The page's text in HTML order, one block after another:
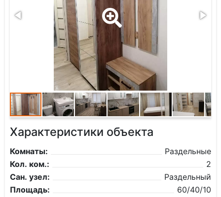
Характеристики объекта
Комнаты:
Раздельные
Кол. ком.:
2
Сан. узел:
Раздельный
Площадь:
60/40/10